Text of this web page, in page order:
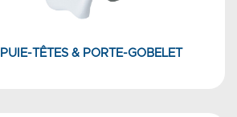
TÊTES & PORTE-GOBELET